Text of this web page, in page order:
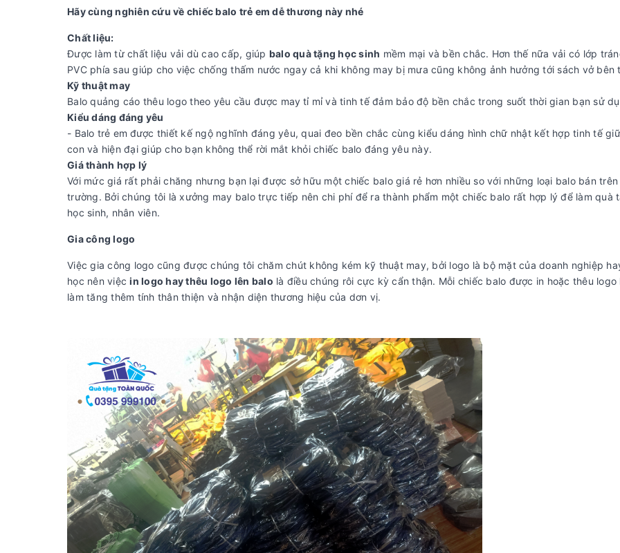
Hãy cùng nghiên cứu về chiếc balo trẻ em dễ thương này nhé
Chất liệu:
Được làm từ chất liệu vải dù cao cấp, giúp balo quà tặng học sinh mềm mại và bền chắc. Hơn thế nữa vải có lớp
PVC phía sau giúp cho việc chống thấm nước ngay cả khi không may bị mưa cũng không ảnh hưởng tới sách vở bên
Kỹ thuật may
Balo quảng cáo thêu logo theo yêu cầu được may tỉ mỉ và tinh tế đảm bảo độ bền chắc trong suốt thời gian bạn sử
Kiểu dáng đáng yêu
- Balo trẻ em được thiết kế ngộ nghĩnh đáng yêu, quai đeo bền chắc cùng kiểu dáng hình chữ nhật kết hợp tinh tế
con và hiện đại giúp cho bạn không thể rời mắt khỏi chiếc balo đáng yêu này.
Giá thành hợp lý
Với mức giá rất phải chăng nhưng bạn lại được sở hữu một chiếc balo giá rẻ hơn nhiều so với những loại balo bán
trường. Bởi chúng tôi là xưởng may balo trực tiếp nên chi phí để ra thành phẩm một chiếc balo rất hợp lý để làm quà
học sinh, nhân viên.
Gia công logo
Việc gia công logo cũng được chúng tôi chăm chút không kém kỹ thuật may, bởi logo là bộ mặt của doanh nghiệp
học nên việcin logo hay thêu logo lên balo là điều chúng rôi cực kỳ cẩn thận. Mỗi chiếc balo được in hoặc thêu logo
làm tăng thêm tính thân thiện và nhận diện thương hiệu của dơn vị.